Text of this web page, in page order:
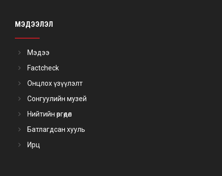
МЭДЭЭЛЭЛ
Мэдээ
Factcheck
Онцлох үзүүлэлт
Сонгуулийн музей
Нийтийн өргөдөл
Батлагдсан хууль
Ирц